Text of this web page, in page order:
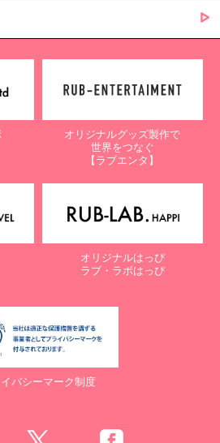
オリジナルグッズ製作で
世界をつなぐ
【ラブエンタ】
オリジナルはっぴ
ラブ・ラボはっぴ
バシーマーク制度